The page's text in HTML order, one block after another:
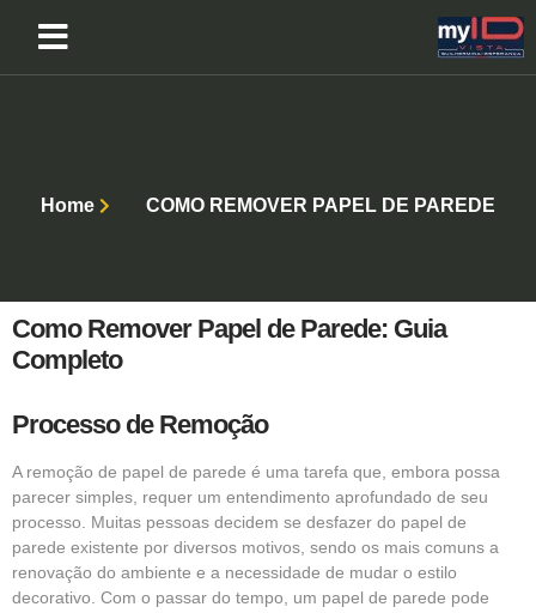
Home COMO REMOVER PAPEL DE PAREDE
Como Remover Papel de Parede: Guia
Completo
Processo de Remoção
A remoção de papel de parede é uma tarefa que, embora possa
parecer simples, requer um entendimento aprofundado de seu
processo. Muitas pessoas decidem se desfazer do papel de
parede existente por diversos motivos, sendo os mais comuns a
renovação do ambiente e a necessidade de mudar o estilo
decorativo. Com o passar do tempo, um papel de parede pode